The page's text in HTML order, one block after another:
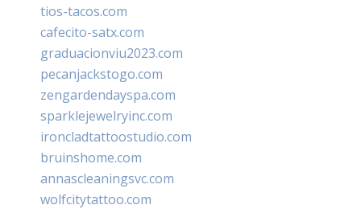
tios-tacos.com
cafecito-satx.com
graduacionviu2023.com
pecanjackstogo.com
zengardendayspa.com
sparklejewelryinc.com
ironcladtattoostudio.com
bruinshome.com
annascleaningsvc.com
wolfcitytattoo.com